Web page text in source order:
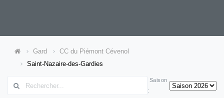
Gard
CC du Piémont Cévenol
Saint-Nazaire-des-Gardies
Saison
: